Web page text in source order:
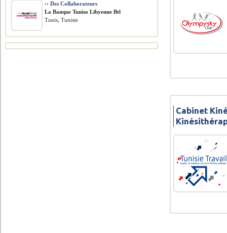
Cabinet
›› Des Collaborateurs
La Banque Tuniso Libyenne Btl
Tunis, Tunisie